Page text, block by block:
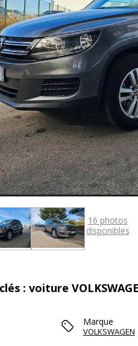
16 photos
disponibles
: voiture
Marque
VOLKSWAGEN